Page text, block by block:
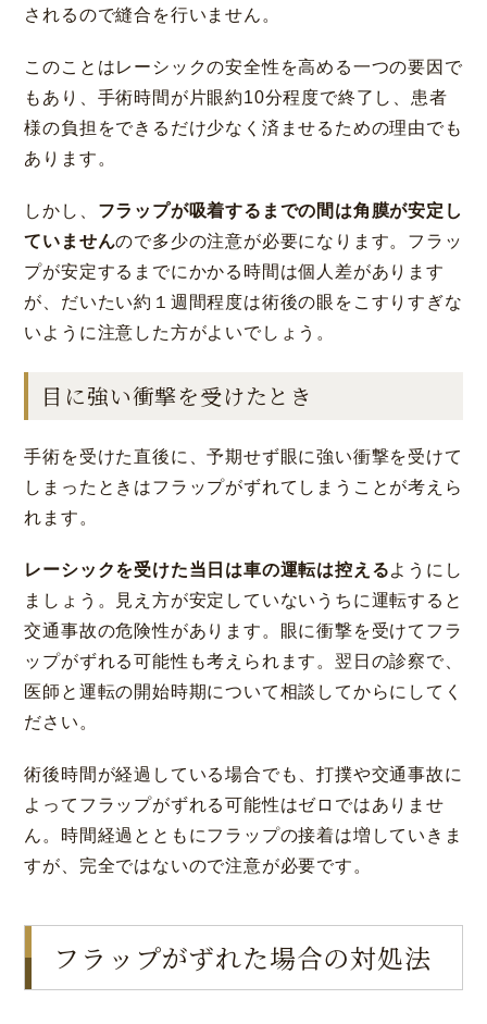
されるので縫合を行いません。
このことはレーシックの安全性を高める一つの要因で
もあり、手術時間が片眼約10分程度で終了し、患者
様の負担をできるだけ少なく済ませるための理由でも
あります。
しかし、 フラップが吸着するまでの間は角膜が安定し
ていませんので多少の注意が必要になります。フラッ
プが安定するまでにかかる時間は個人差があります
が、だいたい約１週間程度は術後の眼をこすりすぎな
いように注意した方がよいでしょう。
目に強い衝撃を受けたとき
手術を受けた直後に、予期せず眼に強い衝撃を受けて
しまったときはフラップがずれてしまうことが考えら
れます。
レーシックを受けた当日は車の運転は控えるようにし
ましょう。見え方が安定していないうちに運転すると
交通事故の危険性があります。眼に衝撃を受けてフラ
ップがずれる可能性も考えられます。翌日の診察で、
医師と運転の開始時期について相談してからにしてく
ださい。
術後時間が経過している場合でも、打撲や交通事故に
よってフラップがずれる可能性はゼロではありませ
ん。時間経過とともにフラップの接着は増していきま
すが、完全ではないので注意が必要です。
フラップがずれた場合の対処法